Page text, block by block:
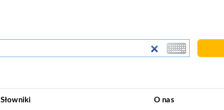
Słowniki O nas